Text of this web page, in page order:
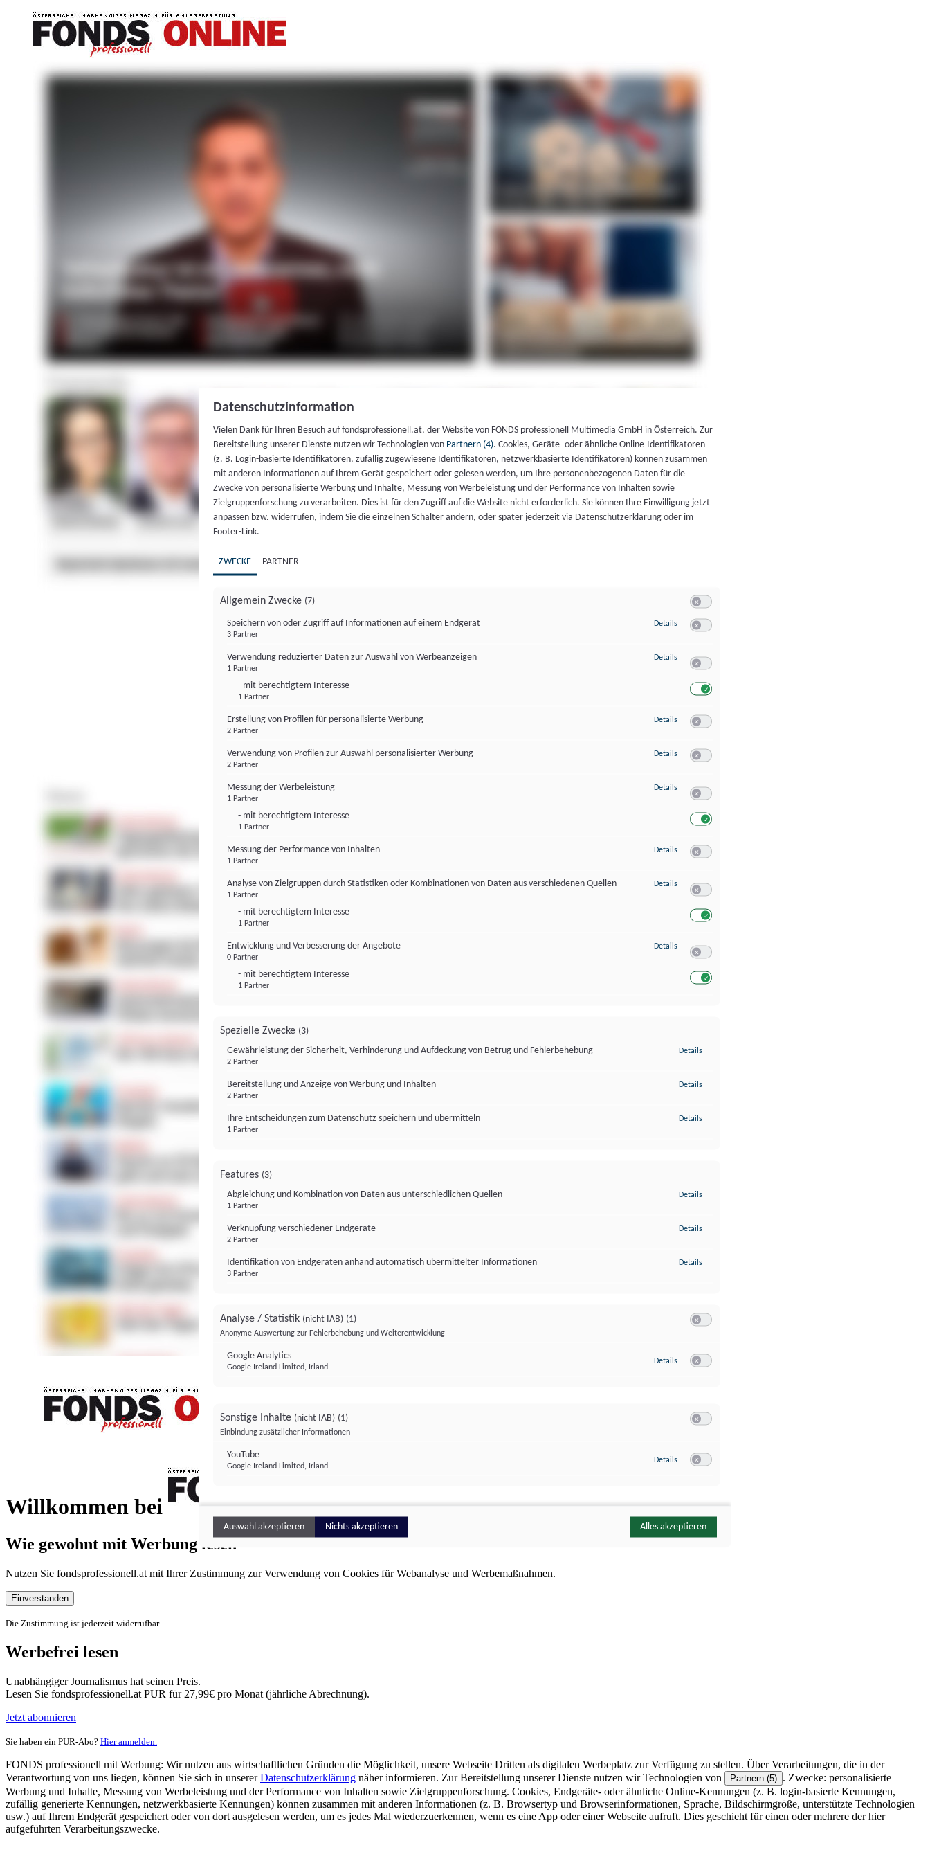
Willkommen bei
FONDS professionell
Wie gewohnt mit Werbung lesen
Nutzen Sie fondsprofessionell.at mit Ihrer Zustimmung zur Verwendung von Cookies für Webanalyse und Werbemaßnahmen.
Einverstanden
Die Zustimmung ist jederzeit widerrufbar.
Werbefrei lesen
Unabhängiger Journalismus hat seinen Preis.
Lesen Sie fondsprofessionell.at PUR für 27,99€ pro Monat (jährliche Abrechnung).
Jetzt abonnieren
Sie haben ein PUR-Abo? Hier anmelden.
FONDS professionell mit Werbung: Wir nutzen aus wirtschaftlichen Gründen die Möglichkeit, unsere Webseite Dritten als digitalen Werbeplatz zur Verfügung zu stellen. Über Verarbeitungen, die in der
Verantwortung von uns liegen, können Sie sich in unsererDatenschutzerklärung näher informieren. Zur Bereitstellung unserer Dienste nutzen wir Technologien von Partnern (5) . Zwecke: personalisierte
Werbung und Inhalte, Messung von Werbeleistung und der Performance von Inhalten sowie Zielgruppenforschung. Cookies, Endgeräte- oder ähnliche Online-Kennungen (z. B. login-basierte Kennungen,
zufällig generierte Kennungen, netzwerkbasierte Kennungen) können zusammen mit anderen Informationen (z. B. Browsertyp und Browserinformationen, Sprache, Bildschirmgröße, unterstützte Technologien
usw.) auf Ihrem Endgerät gespeichert oder von dort ausgelesen werden, um es jedes Mal wiederzuerkennen, wenn es eine App oder einer Webseite aufruft. Dies geschieht für einen oder mehrere der hier
aufgeführten Verarbeitungszwecke.
Datenschutzinformation
Vielen Dank für Ihren Besuch auf fondsprofessionell.at, der Website von FONDS professionell Multimedia GmbH in Österreich. Zur
Bereitstellung unserer Dienste nutzen wir Technologien von Partnern (4). Cookies, Geräte- oder ähnliche Online-Identifikatoren
(z. B. Login-basierte Identifikatoren, zufällig zugewiesene Identifikatoren, netzwerkbasierte Identifikatoren) können zusammen
mit anderen Informationen auf Ihrem Gerät gespeichert oder gelesen werden, um Ihre personenbezogenen Daten für die
Zwecke von personalisierte Werbung und Inhalte, Messung von Werbeleistung und der Performance von Inhalten sowie
Zielgruppenforschung zu verarbeiten. Dies ist für den Zugriff auf die Website nicht erforderlich. Sie können Ihre Einwilligung jetzt
anpassen bzw. widerrufen, indem Sie die einzelnen Schalter ändern, oder später jederzeit via Datenschutzerklärung oder im
Footer-Link.
ZWECKE PARTNER
Allgemein Zwecke (7)
Speichern von oder Zugriff auf Informationen auf einem Endgerät
3 Partner
Details zu Speichern von oder Zugriff auf Informationen auf einem Endgerät
Verwendung reduzierter Daten zur Auswahl von Werbeanzeigen
1 Partner
- mit berechtigtem Interesse
1 Partner
Details zu Verwendung reduzierter Daten zur Auswahl von Werbeanzeigen
Erstellung von Profilen für personalisierte Werbung
2 Partner
Details zu Erstellung von Profilen für personalisierte Werbung
Verwendung von Profilen zur Auswahl personalisierter Werbung
2 Partner
Details zu Verwendung von Profilen zur Auswahl personalisierter Werbung
Messung der Werbeleistung
1 Partner
- mit berechtigtem Interesse
1 Partner
Details zu Messung der Werbeleistung
Messung der Performance von Inhalten
1 Partner
Details zu Messung der Performance von Inhalten
Analyse von Zielgruppen durch Statistiken oder Kombinationen von Daten aus verschiedenen Quellen
1 Partner
- mit berechtigtem Interesse
1 Partner
Details zu Analyse von Zielgruppen durch Statistiken oder Kombinationen von
Entwicklung und Verbesserung der Angebote
0 Partner
- mit berechtigtem Interesse
1 Partner
Details zu Entwicklung und Verbesserung der Angebote
Spezielle Zwecke (3)
Gewährleistung der Sicherheit, Verhinderung und Aufdeckung von Betrug und Fehlerbehebung
2 Partner
Details
Bereitstellung und Anzeige von Werbung und Inhalten
2 Partner
Details
Ihre Entscheidungen zum Datenschutz speichern und übermitteln
1 Partner
Details
Features (3)
Abgleichung und Kombination von Daten aus unterschiedlichen Quellen
1 Partner
Details
Verknüpfung verschiedener Endgeräte
2 Partner
Details
Identifikation von Endgeräten anhand automatisch übermittelter Informationen
3 Partner
Details
Analyse / Statistik (nicht IAB) (1)
Anonyme Auswertung zur Fehlerbehebung und Weiterentwicklung
Google Analytics
Google Ireland Limited, Irland
Details zu Google Analytics
Sonstige Inhalte (nicht IAB) (1)
Einbindung zusätzlicher Informationen
YouTube
Google Ireland Limited, Irland
Details zu YouTube
Auswahl akzeptieren Nichts akzeptieren Alles akzeptieren